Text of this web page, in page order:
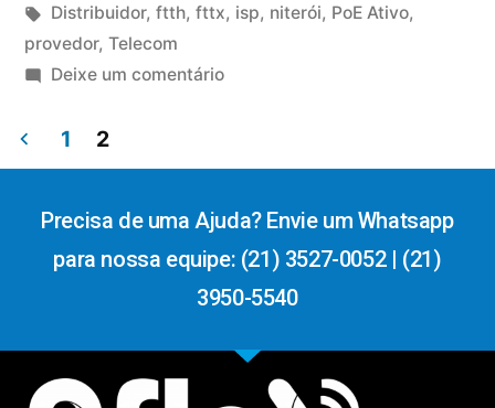
Distribuidor, ftth, fttx, isp, niterói, PoE Ativo,
provedor, Telecom
Deixe um comentário
1 2
Precisa de uma Ajuda? Envie um Whatsapp
para nossa equipe: (21) 3527-0052 | (21)
3950-5540